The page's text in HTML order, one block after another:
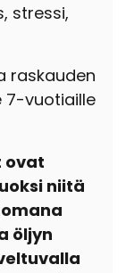
stressi,
raskauden
7-vuotiaille
ovat
niitä
öljyn